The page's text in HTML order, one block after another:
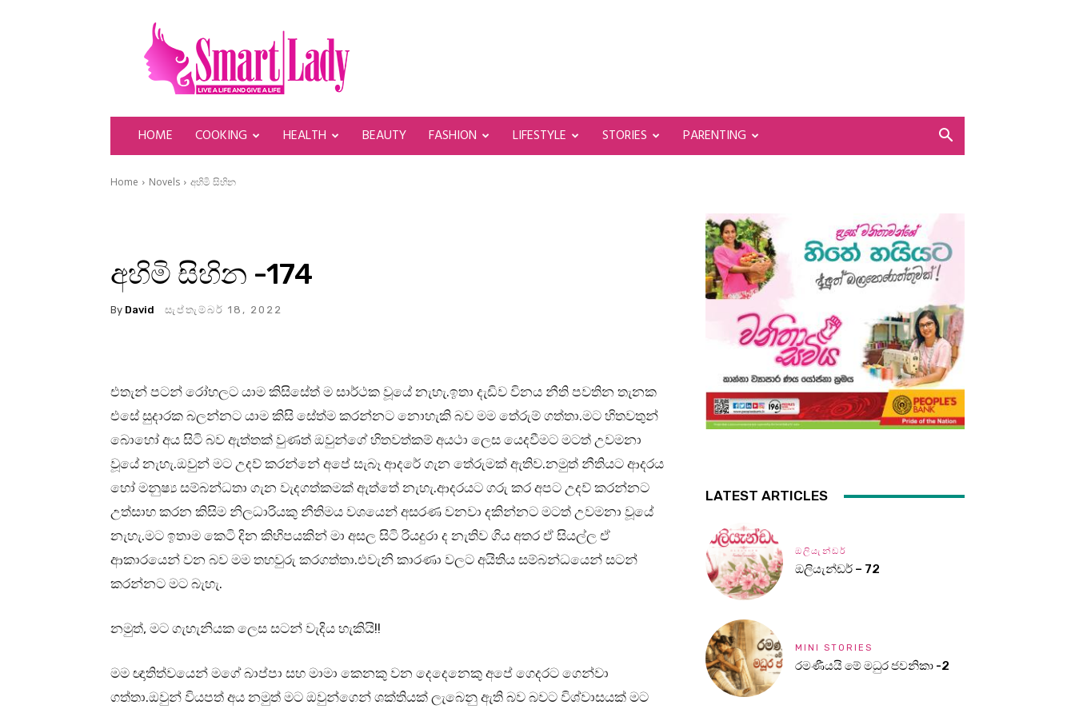
SmartLady
HOME COOKING HEALTH BEAUTY FASHION LIFESTYLE STORIES PARENTING
Home Novels අහිමි සිහින
අහිමි සිහින -174
By David සැප්තැම්බර් 18, 2022
එතැන් පටන් රෝහලට යාම කිසිසේත් ම සාර්ථක වූයේ නැහැ.ඉතා දැඩිව විනය නීති පවතින තැනක
එසේ සුදාරක බලන්නට යාම කිසි සේත්ම කරන්නට නොහැකි බව මම තේරුම් ගත්තා.මට හිතවතුන්
බොහෝ අය සිටි බව ඇත්තක් වුණත් ඔවුන්ගේ හිතවත්කම් අයථා ලෙස යෙදවීමට මටත් උවමනා
වූයේ නැහැ.ඔවුන් මට උදව් කරන්නේ අපේ සැබෑ ආදරේ ගැන තේරුමක් ඇතිව.නමුත් නීතියට ආදරය
හෝ මනුෂ්‍ය සම්බන්ධතා ගැන වැදගත්කමක් ඇත්තේ නැහැ.ආදරයට ගරු කර අපට උදව් කරන්නට
උත්සාහ කරන කිසිම නිලධාරියකු නීතිමය වශයෙන් අසරණ වනවා දකින්නට මටත් උවමනා වූයේ
නැහැ.මට ඉතාම කෙටි දින කිහිපයකින් මා අසල සිටි රියදුරා ද නැතිව ගිය අතර ඒ සියල්ල ඒ
ආකාරයෙන් වන බව මම තහවුරු කරගත්තා.එවැනි කාරණා වලට අයිතිය සම්බන්ධයෙන් සටන්
කරන්නට මට බැහැ.
නමුත්, මට ගැහැනියක ලෙස සටන් වැදිය හැකියි!!
මම ඥාතිත්වයෙන් මගේ බාප්පා සහ මාමා කෙනකු වන දෙදෙනෙකු අපේ ගෙදරට ගෙන්වා
ගත්තා.ඔවුන් වියපත් අය නමුත් මට ඔවුන්ගෙන් ශක්තියක් ලැබෙනු ඇති බව බවට විශ්වාසයක් මට
LATEST ARTICLES
ඔලියැන්ඩර්
ඔලියැන්ඩර් – 72
MINI STORIES
රමණීයයි මේ මධුර ජවනිකා -2